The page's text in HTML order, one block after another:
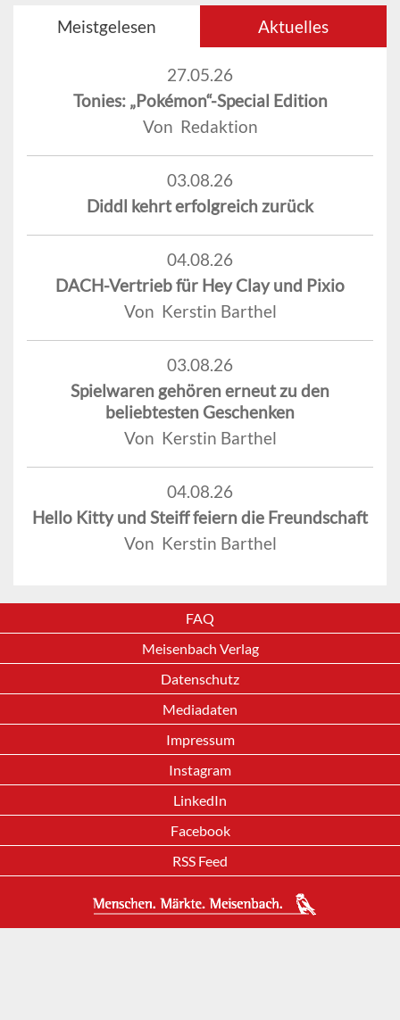
Meistgelesen Aktuelles
27.05.26
Tonies: „Pokémon“-Special Edition
Von Redaktion
03.08.26
Diddl kehrt erfolgreich zurück
04.08.26
DACH-Vertrieb für Hey Clay und Pixio
Von Kerstin Barthel
03.08.26
Spielwaren gehören erneut zu den
beliebtesten Geschenken
Von Kerstin Barthel
04.08.26
Hello Kitty und Steiff feiern die Freundschaft
Von Kerstin Barthel
FAQ
Meisenbach Verlag
Datenschutz
Mediadaten
Impressum
Instagram
LinkedIn
Facebook
RSS Feed